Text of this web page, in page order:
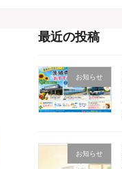
最近の投稿
お知らせ
お知らせ